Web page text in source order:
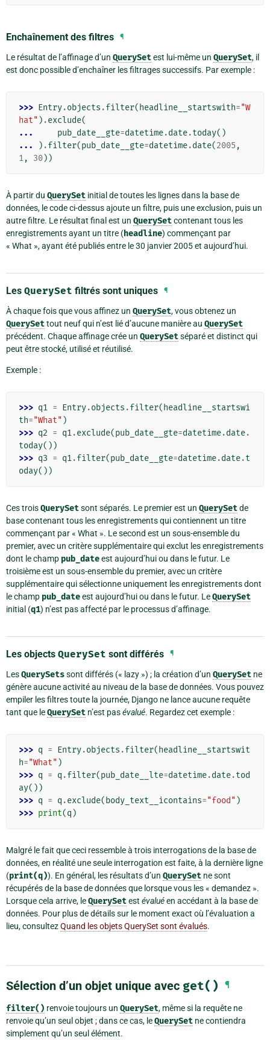
Enchaînement des filtres ¶
Le résultat de l’affinage d’un QuerySetest lui-même un QuerySet, il
est donc possible d’enchaîner les filtrages successifs. Par exemple :
>>> Entry.objects .filter(headline__startswith="W
hat" ) .exclude(
...
pub_date__gte=datetime.date.today()
...
) .filter(pub_date__gte=datetime.date(2005 ,
1, 30))
À partir du QuerySet initial de toutes les lignes dans la base de
données, le code ci-dessus ajoute un filtre, puis une exclusion, puis un
autre filtre. Le résultat final est un QuerySetcontenant tous les
enregistrements ayant un titre (headline) commençant par
« What », ayant été publiés entre le 30 janvier 2005 et aujourd’hui.
Les QuerySet filtrés sont uniques ¶
À chaque fois que vous affinez un QuerySet, vous obtenez un
QuerySettout neuf qui n’est lié d’aucune manière au QuerySet
précédent. Chaque affinage crée un QuerySetséparé et distinct qui
peut être stocké, utilisé et réutilisé.
Exemple :
>>> q1 = Entry.objects .filter( headline__startswi
th="What" )
>>> q2 = q1.exclude(pub_date__gte=datetime.date.
today())
>>> q3 = q1.filter(pub_date__gte=datetime.date.t
oday())
Ces troisQuerySetsont séparés. Le premier est un QuerySetde
base contenant tous les enregistrements qui contiennent un titre
commençant par « What ». Le second est un sous-ensemble du
premier, avec un critère supplémentaire qui exclut les enregistrements
dont le champ pub_dateest aujourd’hui ou dans le futur. Le
troisième est un sous-ensemble du premier, avec un critère
supplémentaire qui sélectionne uniquement les enregistrements dont
le champ pub_dateest aujourd’hui ou dans le futur. LeQuerySet
initial (q1) n’est pas affecté par le processus d’affinage.
Les objects QuerySet sont différés ¶
LesQuerySetssont différés (« lazy ») ; la création d’un QuerySet ne
génère aucune activité au niveau de la base de données. Vous pouvez
empiler les filtres toute la journée, Django ne lance aucune requête
tant que leQuerySet n’est pasévalué. Regardez cet exemple :
>>> q = Entry.objects .filter( headline__startswit
h="What" )
>>> q = q .filter(pub_date__lte=datetime.date.tod
ay())
>>> q = q .exclude( body_text__icontains="food" )
>>> print(q )
Malgré le fait que ceci ressemble à trois interrogations de la base de
données, en réalité une seule interrogation est faite, à la dernière ligne
(print(q)). En général, les résultats d’un QuerySet ne sont
récupérés de la base de données que lorsque vous les « demandez ».
Lorsque cela arrive, leQuerySetest évaluéen accédant à la base de
données. Pour plus de détails sur le moment exact où l’évaluation a
lieu, consultezQuand les objets QuerySet sont évalués.
Sélection d’un objet unique avec get() ¶
filter() renvoie toujours un QuerySet, même si la requête ne
renvoie qu’un seul objet ; dans ce cas, leQuerySet ne contiendra
simplement qu’un seul élément.